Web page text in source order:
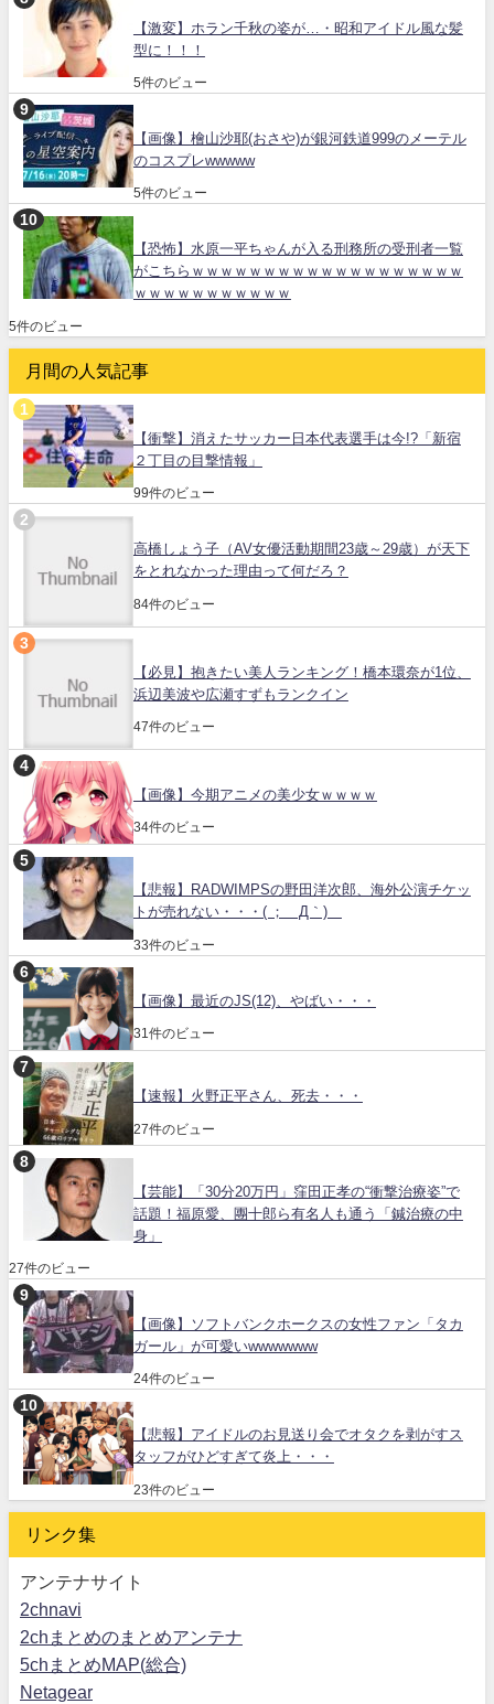
【激変】ホラン千秋の姿が…・昭和アイドル風な髪
型に！！！
5件のビュー
【画像】檜山沙耶(おさや)が銀河鉄道999のメーテル
のコスプレwwwww
5件のビュー
【恐怖】水原一平ちゃんが入る刑務所の受刑者一覧
がこちらｗｗｗｗｗｗｗｗｗｗｗｗｗｗｗｗｗｗｗ
ｗｗｗｗｗｗｗｗｗｗｗ
5件のビュー
月間の人気記事
【衝撃】消えたサッカー日本代表選手は今!?「新宿
２丁目の目撃情報」
99件のビュー
高橋しょう子（AV女優活動期間23歳～29歳）が天下
をとれなかった理由って何だろ？
84件のビュー
【必見】抱きたい美人ランキング！橋本環奈が1位、
浜辺美波や広瀬すずもランクイン
47件のビュー
【画像】今期アニメの美少女ｗｗｗｗ
34件のビュー
【悲報】RADWIMPSの野田洋次郎、海外公演チケッ
トが売れない・・・( ；´Д｀)
33件のビュー
【画像】最近のJS(12)、やばい・・・
31件のビュー
【速報】火野正平さん、死去・・・
27件のビュー
【芸能】「30分20万円」窪田正孝の“衝撃治療姿”で
話題！福原愛、團十郎ら有名人も通う「鍼治療の中
身」
27件のビュー
【画像】ソフトバンクホークスの女性ファン「タカ
ガール」が可愛いwwwwwww
24件のビュー
【悲報】アイドルのお見送り会でオタクを剥がすス
タッフがひどすぎて炎上・・・
23件のビュー
リンク集
アンテナサイト
2chnavi
2chまとめのまとめアンテナ
5chまとめMAP(総合)
Netagear